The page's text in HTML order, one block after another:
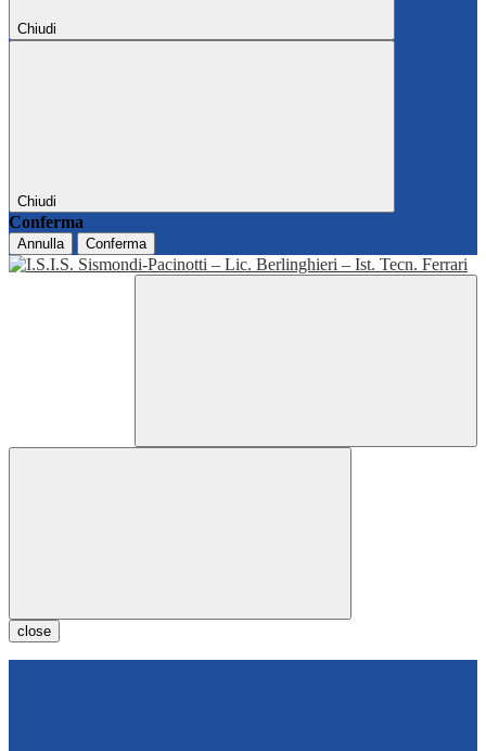
Chiudi
Chiudi
Conferma
Annulla Conferma
close